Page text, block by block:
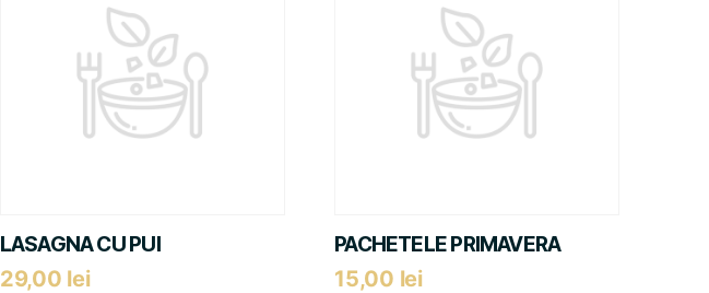
LASAGNA CU PUI
29,00 lei
PACHETELE PRIMAVERA
15,00 lei